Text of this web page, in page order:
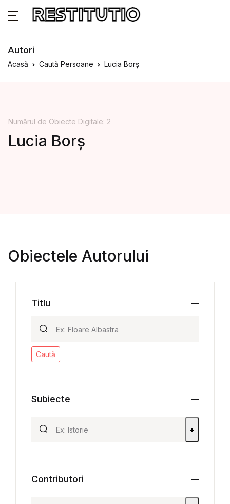
Autori
Acasă Caută Persoane Lucia Borș
Numărul de Obiecte Digitale: 2
Lucia Borș
Obiectele Autorului
Titlu
Caută
Subiecte
+
Contributori